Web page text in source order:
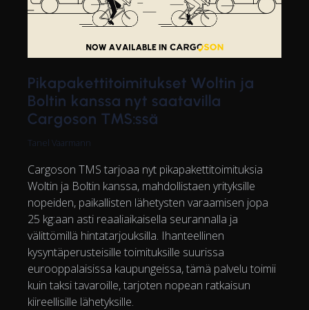
Pikapakettitoimitukset Woltin ja
Boltin kanssa nyt saatavilla
Cargoson TMS:ssä
Tanel Vaarmann
Cargoson TMS tarjoaa nyt pikapakettitoimituksia
Woltin ja Boltin kanssa, mahdollistaen yrityksille
nopeiden, paikallisten lähetysten varaamisen jopa
25 kg:aan asti reaaliaikaisella seurannalla ja
välittömillä hintatarjouksilla. Ihanteellinen
kysyntäperusteisille toimituksille suurissa
eurooppalaisissa kaupungeissa, tämä palvelu toimii
kuin taksi tavaroille, tarjoten nopean ratkaisun
kiireellisille lähetyksille.